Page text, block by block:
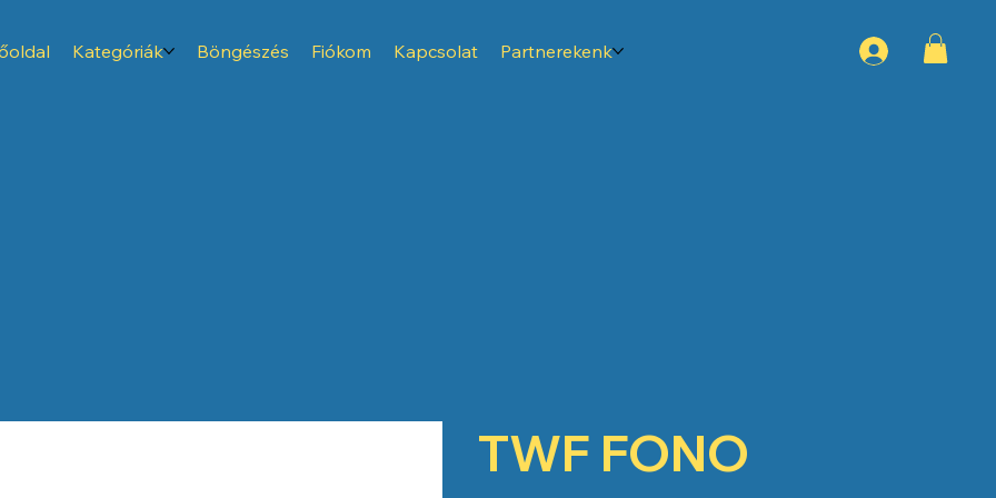
Kategóriák Böngészés Fiókom Kapcsolat Partnerekenk
TWF FONO